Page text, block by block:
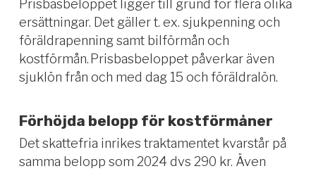
Prisbasbeloppet ligger till grund för flera olika
ersättningar. Det gäller t. ex. sjukpenning och
föräldrapenning samt bilförmån och
kostförmån. Prisbasbeloppet påverkar även
sjuklön från och med dag 15 och föräldralön.
Förhöjda belopp för kostförmåner
Det skattefria inrikes traktamentet kvarstår på
samma belopp som 2024 dvs 290 kr. Även